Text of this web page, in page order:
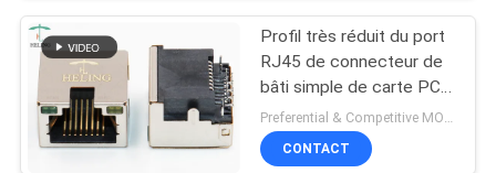
Profil très réduit du port
RJ45 de connecteur de
bâti simple de carte PCB
avec la LED alignée
Preferential & Competitive MOQ:1000
CONTACT